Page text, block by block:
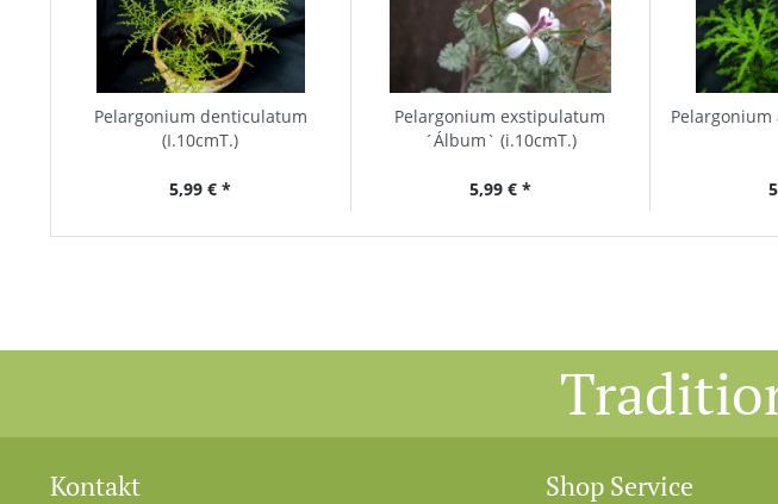
Pelargonium denticulatum
(I.10cmT.)
5,99 € *
Pelargonium exstipulatum
´Álbum` (i.10cmT.)
5,99 € *
Pelargonium
Kontakt Shop Service